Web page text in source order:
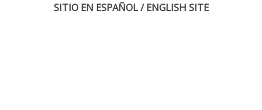
SITIO EN ESPAÑOL / ENGLISH SITE